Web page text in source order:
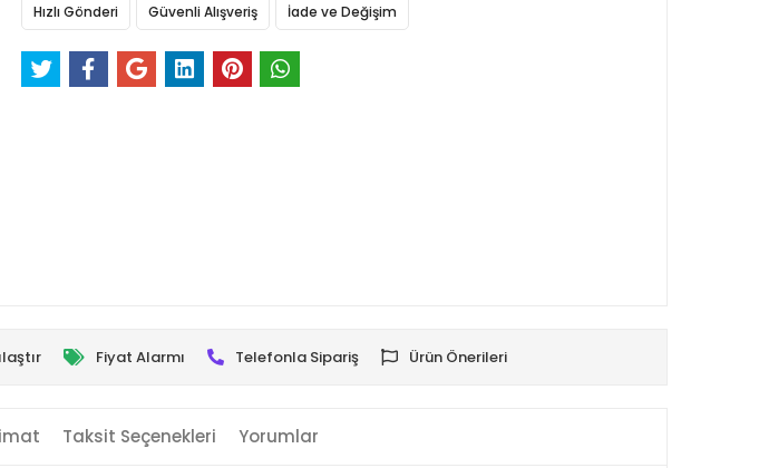
Hızlı Gönderi Güvenli Alışveriş İade ve Değişim
Fiyat Alarmı Telefonla Sipariş Ürün Önerileri
Taksit Seçenekleri Yorumlar